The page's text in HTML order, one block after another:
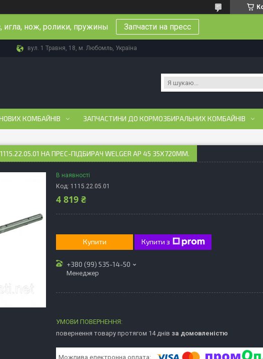
игла, нож, ролики, пружины Запчасти на пресс
вул. 1 Травня, 18, м. Любомль, Україна
КОМБАЙНІВ ЗАПЧАСТИНИ ДО КОРМОЗБИРАЛЬНИХ КОМБАЙНІВ
НА ПРЕС-ПІДБИРАЧ WELGER AP 45 35X720ММ.
В наявності
Код: 1115.22.05.01
4 819 ₴
Купити Купити з
+380 (99) 535-14-50
Менеджер
повернення товару протягом 14 днів за домовленістю